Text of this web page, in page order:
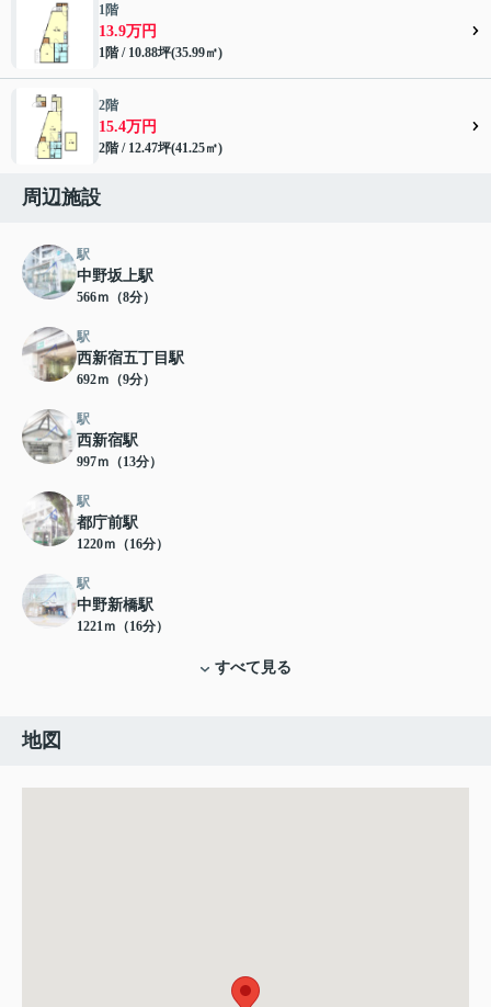
1階
13.9万円
1階 / 10.88坪(35.99㎡)
2階
15.4万円
2階 / 12.47坪(41.25㎡)
周辺施設
駅
中野坂上駅
566ｍ（8分）
駅
西新宿五丁目駅
692ｍ（9分）
駅
西新宿駅
997ｍ（13分）
駅
都庁前駅
1220ｍ（16分）
駅
中野新橋駅
1221ｍ（16分）
すべて見る
地図